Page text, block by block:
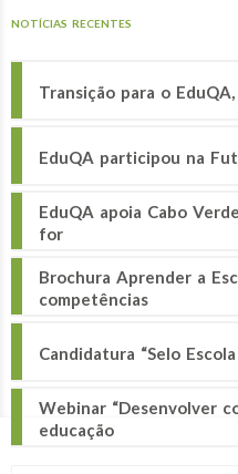
NOTÍCIAS RECENTES
Transição para o EduQA,
EduQA participou na
EduQA apoia Cabo
for
Brochura Aprender a
competências
Candidatura “Selo
Webinar “Desenvolver
educação